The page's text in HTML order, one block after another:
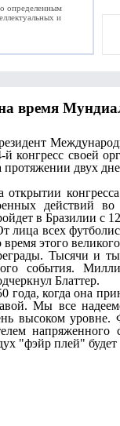
определенным
и
время
й конгресс своей
протяжении двух
открытии
действий
в Бразилии с
лица всех
время этого
Тысячи и
события.
Блаттер.
года, когда она
Мы все
высоком
напряженного
"фэйр плей" будет